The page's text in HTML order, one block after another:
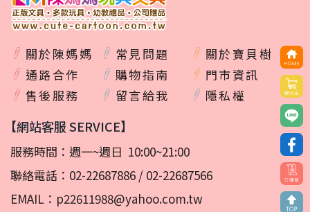
關於陳媽媽 常見問題
關於寶貝樹
通路合作
購物指南
門市資訊
售後服務
留言給我 隱私權
【網站客服 SERVICE】
服務時間：週一~週日 10:00~21:00
聯絡電話： 02-22687886 / 02-22687566
EMAIL： p22611988@yahoo.com.tw